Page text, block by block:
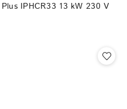
IPHCR33 13 kW 230 V